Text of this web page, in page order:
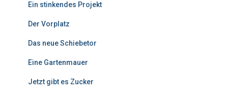
Ein stinkendes Projekt
Der Vorplatz
Das neue Schiebetor
Eine Gartenmauer
Jetzt gibt es Zucker